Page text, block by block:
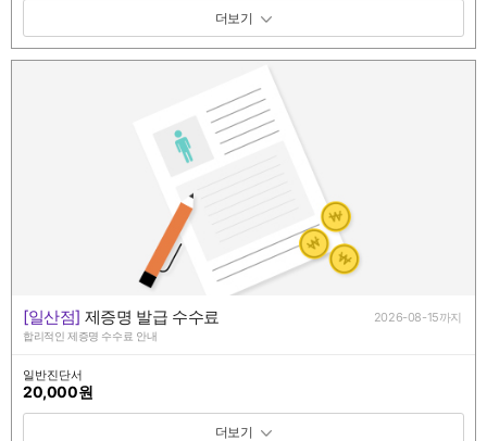
패키지 보기 토글
[일산점] 제증명 발급 수수료 2026-08-15까지
합리적인 제증명 수수료 안내
일반진단서
20,000원
패키지 보기 토글